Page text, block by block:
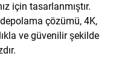
için tasarlanmıştır.
çözümü, 4K,
ve güvenilir şekilde